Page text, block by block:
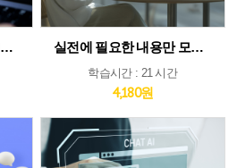
Chat GPT를 활용한 컴맹도 쉬운 AI 실전에 필요한 내용만 모았다! ChatGPT&AI 툴 활용 가이드
학습시간 : 21 시간
4,180원